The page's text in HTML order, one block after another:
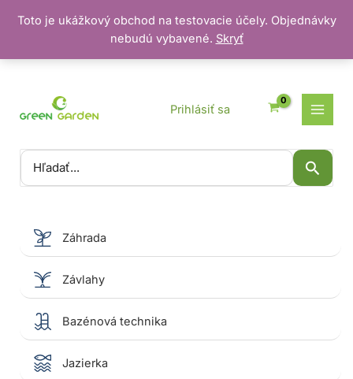
Toto je ukážkový obchod na testovacie účely. Objednávky
nebudú vybavené. Skryť
Vyhľadať:
Prihlásiť sa
Záhrada
Závlahy
Bazénová technika
Jazierka